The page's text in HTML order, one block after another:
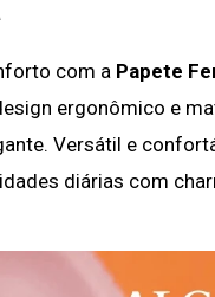
com a Papete
ergonômico e
Versátil e
diárias com